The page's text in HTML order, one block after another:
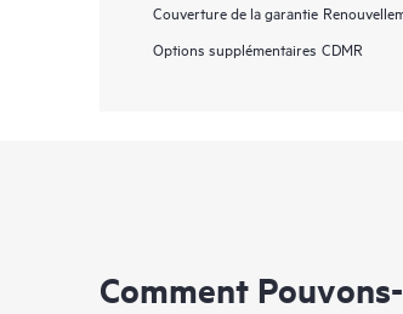
Couverture de la garantie
Options supplémentaires CDMR
Comment